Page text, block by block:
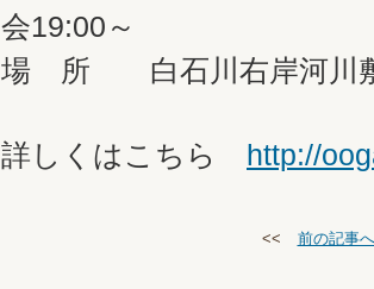
会19:00～
場 所 白石川右岸河川
詳しくはこちら http://
<< 前の記事へ